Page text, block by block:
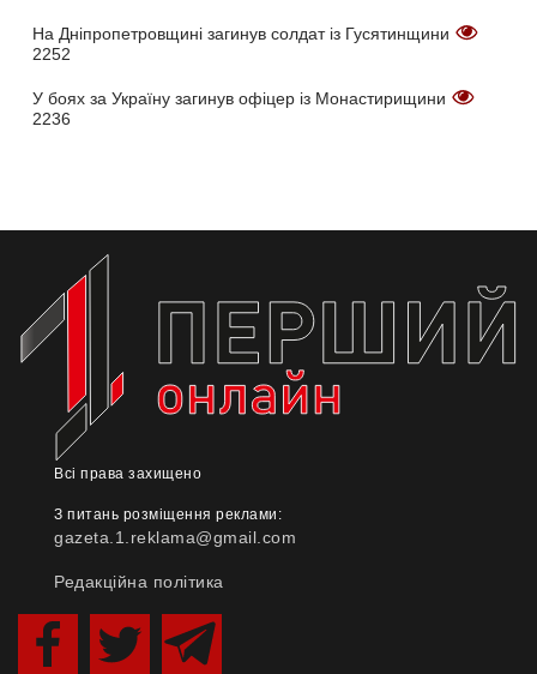
На Дніпропетровщині загинув солдат із Гусятинщини
2252
У боях за Україну загинув офіцер із Монастирищини
2236
Всі права захищено
З питань розміщення реклами:
gazeta.1.reklama@gmail.com
Редакційна політика